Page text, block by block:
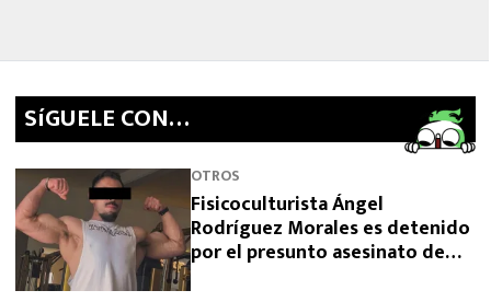
SíGUELE CON…
OTROS
Fisicoculturista Ángel
Rodríguez Morales es detenido
por el presunto asesinato de